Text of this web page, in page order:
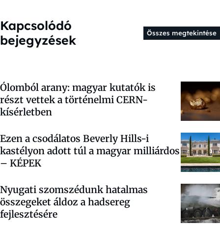
Kapcsolódó
bejegyzések
Összes megtekintése
Ólomból arany: magyar kutatók is
részt vettek a történelmi CERN-
kísérletben
Ezen a csodálatos Beverly Hills-i
kastélyon adott túl a magyar milliárdos
– KÉPEK
Nyugati szomszédunk hatalmas
összegeket áldoz a hadsereg
fejlesztésére